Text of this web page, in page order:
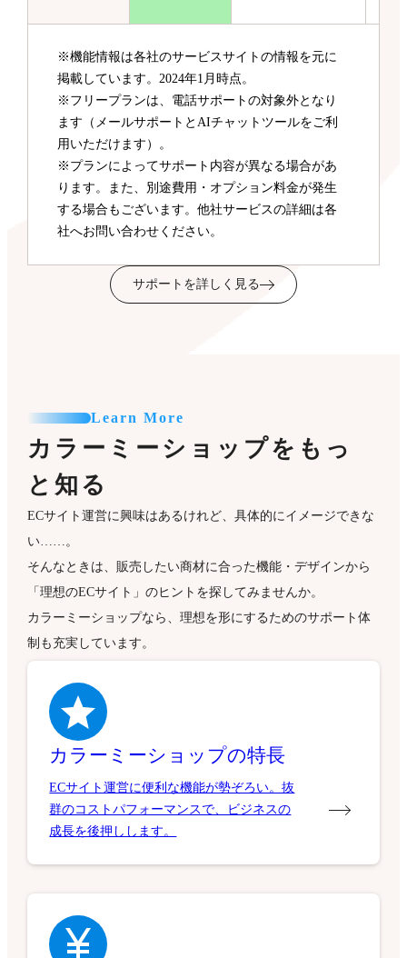
※機能情報は各社のサービスサイトの情報を元に
掲載しています。2024年1月時点。
※フリープランは、電話サポートの対象外となり
ます（メールサポートとAIチャットツールをご利
用いただけます）。
※プランによってサポート内容が異なる場合があ
ります。また、別途費用・オプション料金が発生
する場合もございます。他社サービスの詳細は各
社へお問い合わせください。
サポートを詳しく見る
Learn More
カラーミーショップをもっ
と知る
ECサイト運営に興味はあるけれど、具体的にイメージできな
い……。
そんなときは、販売したい商材に合った機能・デザインから
「理想のECサイト」のヒントを探してみませんか。
カラーミーショップなら、理想を形にするためのサポート体
制も充実しています。
カラーミーショップの特長
ECサイト運営に便利な機能が勢ぞろい。抜
群のコストパフォーマンスで、ビジネスの
成長を後押しします。